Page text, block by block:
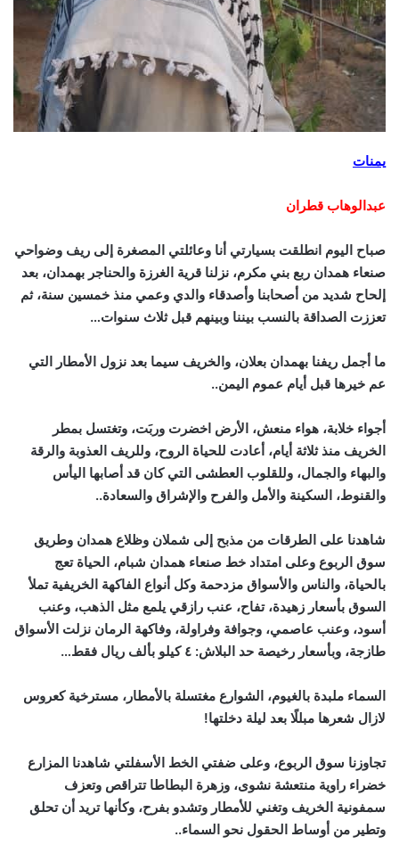
يمنات
عبدالوهاب قطران
صباح اليوم انطلقت بسيارتي أنا وعائلتي المصغرة إلى ريف وضواحي
صنعاء همدان ربع بني مكرم، نزلنا قرية الغرزة والحناجر بهمدان، بعد
إلحاح شديد من أصحابنا وأصدقاء والدي وعمي منذ خمسين سنة، ثم
تعززت الصداقة بالنسب بيننا وبينهم قبل ثلاث سنوات…
ما أجمل ريفنا بهمدان بعلان، والخريف سيما بعد نزول الأمطار التي
عم خيرها قبل أيام عموم اليمن..
أجواء خلابة، هواء منعش، الأرض اخضرت وربَت، وتغتسل بمطر
الخريف منذ ثلاثة أيام، أعادت للحياة الروح، وللريف العذوبة والرقة
والبهاء والجمال، وللقلوب العطشى التي كان قد أصابها اليأس
والقنوط، السكينة والأمل والفرح والإشراق والسعادة..
شاهدنا على الطرقات من مذبح إلى شملان وظلاع همدان وطريق
سوق الربوع وعلى امتداد خط صنعاء همدان شبام، الحياة تعج
بالحياة، والناس والأسواق مزدحمة وكل أنواع الفاكهة الخريفية تملأ
السوق بأسعار زهيدة، تفاح، عنب رازقي يلمع مثل الذهب، وعنب
أسود، وعنب عاصمي، وجوافة وفراولة، وفاكهة الرمان نزلت الأسواق
طازجة، وبأسعار رخيصة حد البلاش: ٤ كيلو بألف ريال فقط…
السماء ملبدة بالغيوم، الشوارع مغتسلة بالأمطار، مسترخية كعروس
لازال شعرها مبللًا بعد ليلة دخلتها!
تجاوزنا سوق الربوع، وعلى ضفتي الخط الأسفلتي شاهدنا المزارع
خضراء راوية منتعشة نشوى، وزهرة البطاطا تتراقص وتعزف
سمفونية الخريف وتغني للأمطار وتشدو بفرح، وكأنها تريد أن تحلق
وتطير من أوساط الحقول نحو السماء..